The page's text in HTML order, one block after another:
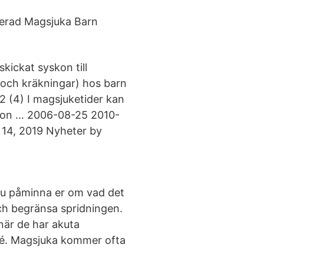
Magsjuka Barn
syskon till
kräkningar) hos barn
(4) I magsjuketider kan
… 2006-08-25 2010-
2019 Nyheter by
påminna er om vad det
begränsa spridningen.
de har akuta
Magsjuka kommer ofta